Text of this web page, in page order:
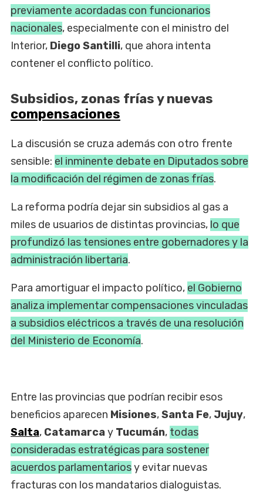
previamente acordadas con funcionarios
nacionales, especialmente con el ministro del
Interior, Diego Santilli, que ahora intenta
contener el conflicto político.
Subsidios, zonas frías y nuevas
compensaciones
La discusión se cruza además con otro frente
sensible: el inminente debate en Diputados sobre
la modificación del régimen de zonas frías.
La reforma podría dejar sin subsidios al gas a
miles de usuarios de distintas provincias, lo que
profundizó las tensiones entre gobernadores y la
administración libertaria.
Para amortiguar el impacto político, el Gobierno
analiza implementar compensaciones vinculadas
a subsidios eléctricos a través de una resolución
del Ministerio de Economía.
Entre las provincias que podrían recibir esos
beneficios aparecen Misiones,Santa Fe, Jujuy,
Salta, Catamarcay Tucumán, todas
consideradas estratégicas para sostener
acuerdos parlamentariosy evitar nuevas
fracturas con los mandatarios dialoguistas.